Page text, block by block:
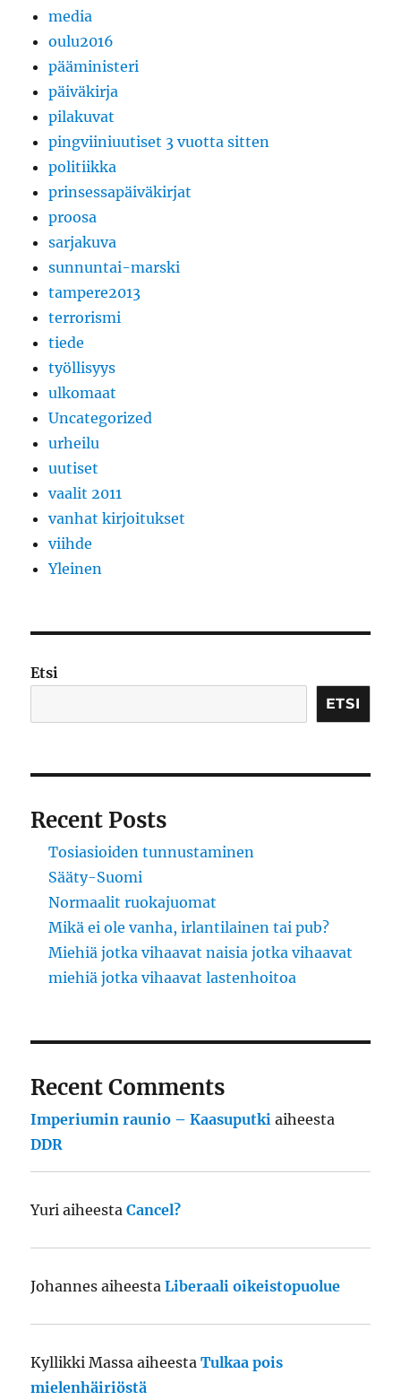
media
oulu2016
pääministeri
päiväkirja
pilakuvat
pingviiniuutiset 3 vuotta sitten
politiikka
prinsessapäiväkirjat
proosa
sarjakuva
sunnuntai-marski
tampere2013
terrorismi
tiede
työllisyys
ulkomaat
Uncategorized
urheilu
uutiset
vaalit 2011
vanhat kirjoitukset
viihde
Yleinen
Etsi
ETSI
Recent Posts
Tosiasioiden tunnustaminen
Sääty-Suomi
Normaalit ruokajuomat
Mikä ei ole vanha, irlantilainen tai pub?
Miehiä jotka vihaavat naisia jotka vihaavat
miehiä jotka vihaavat lastenhoitoa
Recent Comments
Imperiumin raunio – Kaasuputki aiheesta
DDR
Yuri aiheestaCancel?
Johannes aiheestaLiberaali oikeistopuolue
Kyllikki Massa aiheestaTulkaa pois
mielenhäiriöstä